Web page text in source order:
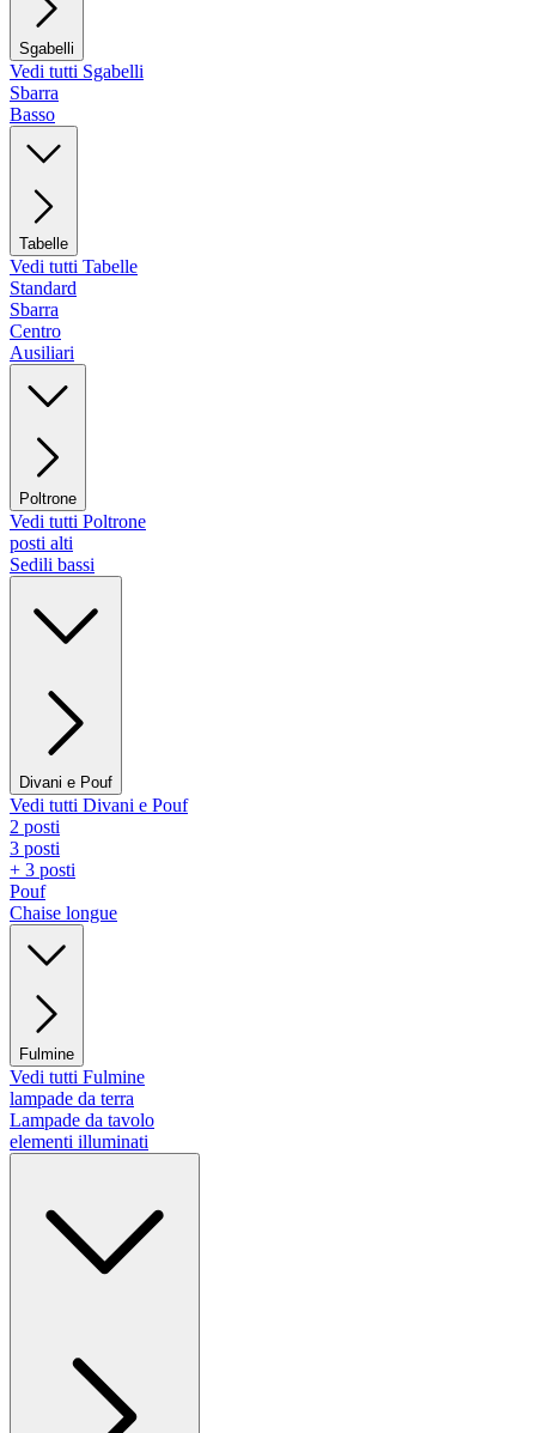
Sgabelli
Vedi tutti Sgabelli
Sbarra
Basso
Tabelle
Vedi tutti Tabelle
Standard
Sbarra
Centro
Ausiliari
Poltrone
Vedi tutti Poltrone
posti alti
Sedili bassi
Divani e Pouf
Vedi tutti Divani e Pouf
2 posti
3 posti
+ 3 posti
Pouf
Chaise longue
Fulmine
Vedi tutti Fulmine
lampade da terra
Lampade da tavolo
elementi illuminati